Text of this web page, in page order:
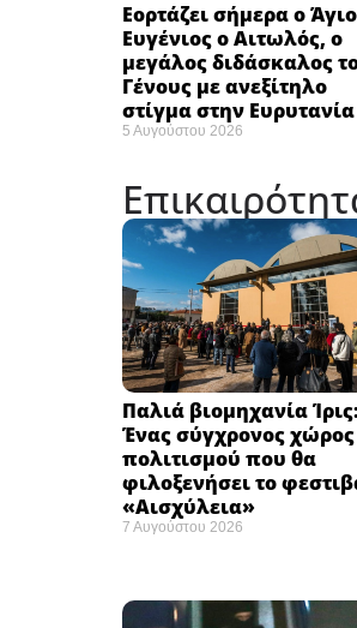
Εορτάζει σήμερα ο
Ευγένιος ο Αιτωλός, ο
μεγάλος διδάσκαλος
Γένους με ανεξίτηλο
στίγμα στην Ευρυτανία
5 Αυγούστου 2026
Παλιά βιομηχανία Ίρις:
Ένας σύγχρονος χώρος
πολιτισμού που θα
φιλοξενήσει το
«Αισχύλεια» ​
7 Αυγούστου 2026